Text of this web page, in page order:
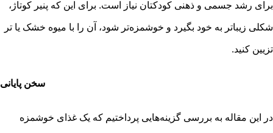
برای رشد جسمی و ذهنی کودکتان نیاز است. برای این که پنیر کوتاژ،
شکلی زیباتر به خود بگیرد و خوشمزه‌تر شود، آن را با میوه خشک یا تر
تزیین کنید.
سخن پایانی
در این مقاله به بررسی گزینه‌هایی پرداختیم که یک غذای خوشمزه